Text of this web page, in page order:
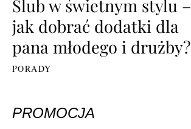
Ślub w świetnym stylu –
jak dobrać dodatki dla
pana młodego i drużby?
PORADY
PROMOCJA